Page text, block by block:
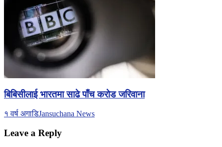
बिबिसीलाई भारतमा साढे पाँच करोड जरिवाना
१ वर्ष अगाडिJansuchana News
Leave a Reply